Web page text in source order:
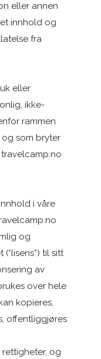
eller annen
innhold og
fra
eller
ikke-
rammen
som bryter
i våre
og
til sitt
av
over hele
kopieres,
offentliggjøres
og